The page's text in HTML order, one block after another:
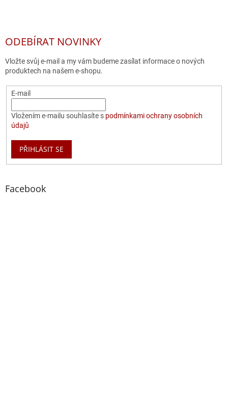
ODEBÍRAT NOVINKY
Vložte svůj e-mail a my vám budeme zasílat informace o nových
produktech na našem e-shopu.
E-mail
Vložením e-mailu souhlasíte s podmínkami ochrany osobních
údajů
PŘIHLÁSIT SE
Facebook